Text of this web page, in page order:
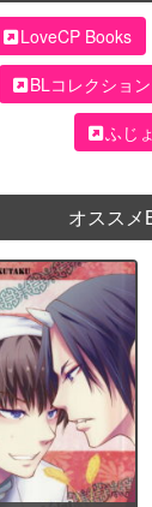
LoveCP Books
BLコレクション
ふじ
オススメ